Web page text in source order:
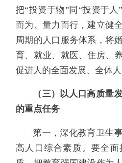
把“投资于物”同“投资于
而为、量力而行，建立健
周期的人口服务体系，将
育、就业、就医、住房、
促进人的全面发展、全体人
（三）以人口高质量
的重点任务
第一，深化教育卫生
高人口综合素质。要全